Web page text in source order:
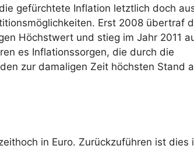
gefürchtete Inflation letztlich doch
Erst 2008 übertraf
Höchstwert und stieg im Jahr 2011
es Inflationssorgen, die durch die
zur damaligen Zeit höchsten Stand
in Euro. Zurückzuführen ist dies